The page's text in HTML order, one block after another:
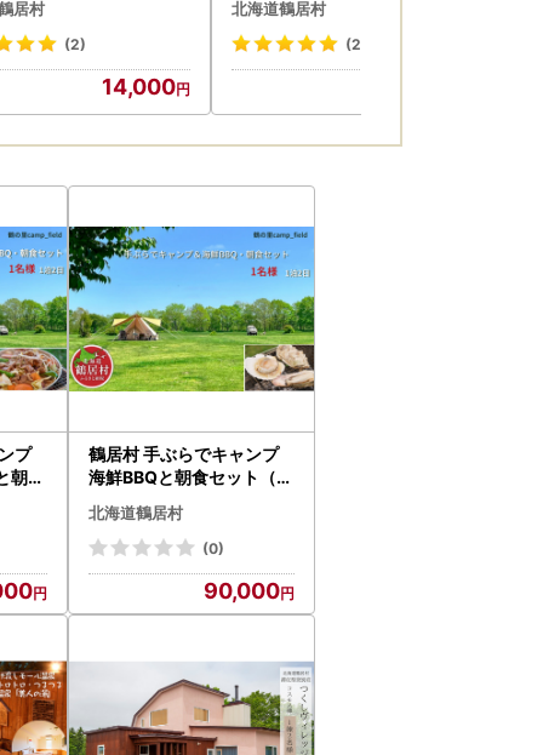
無添加 人気 プレゼン
お歳暮 高品質 冷凍 真
ビエ ステーキ 北海道 ふ
居村
(2)
14,000
ール ご当地 地ビール ビール お
酒 フルーティ 芳醇 ギフト 家飲
北海道鶴居村
(2)
プ
朝食
北
な
鶴居村 手ぶらでキャンプ
海鮮BBQと朝食セット（1
名様）(キャンプ アウトド
ア 2食付き 手ぶらで安心
海鮮 釧路の隣 釧路空港 か
ら近い 北海道 ふるさと納
北海道鶴居村
(0)
90,000